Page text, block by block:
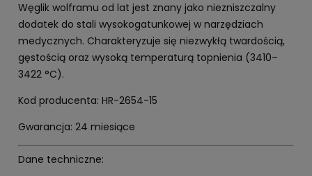
Węglik wolframu od lat jest znany jako niezniszczalny
dodatek do stali wysokogatunkowej w narzędziach
medycznych. Charakteryzuje się niezwykłą twardością,
gęstością oraz wysoką temperaturą topnienia (3410–
3422 °C).
Kod producenta: HR-2654-15
Gwarancja: 24 miesiące
Dane techniczne: